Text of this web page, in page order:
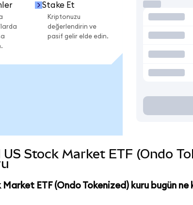
Stake Et
Kriptonuzu
değerlendirin ve
pasif gelir elde edin.
US Stock Market ETF (Ondo
ETF (Ondo Tokenized) kuru bugün ne